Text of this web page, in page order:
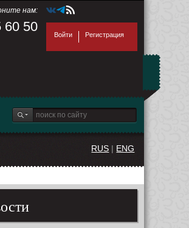
нам:
60 50
Войти Регистрация
RUS | ENG